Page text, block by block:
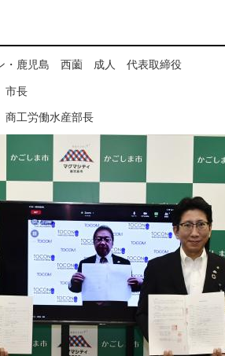
・鹿児島 西薗 成人 代表取締役
市長
工労働水産部長